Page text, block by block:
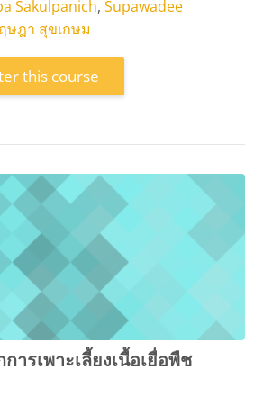
Sakulpanich, Supawadee
ษฎา สุขเกษม
this course
ารเพาะเลี้ยงเนื้อเยื่อพืช